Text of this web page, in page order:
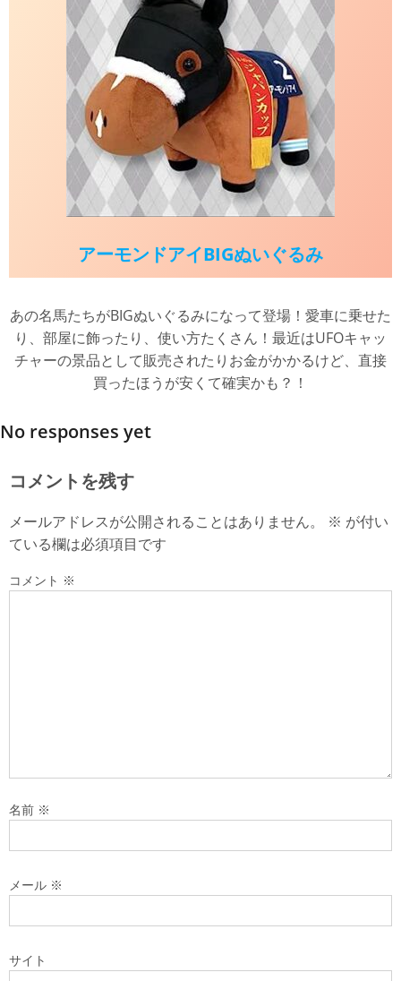
アーモンドアイBIGぬいぐるみ
あの名馬たちがBIGぬいぐるみになって登場！愛車に乗せた
り、部屋に飾ったり、使い方たくさん！最近はUFOキャッ
チャーの景品として販売されたりお金がかかるけど、直接
買ったほうが安くて確実かも？！
No responses yet
コメントを残す
メールアドレスが公開されることはありません。 ※ が付い
ている欄は必須項目です
コメント ※
名前 ※
メール ※
サイト